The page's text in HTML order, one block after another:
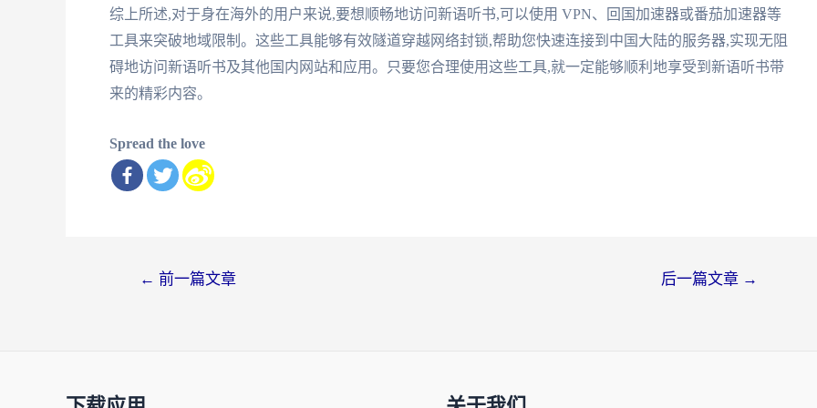
综上所述,对于身在海外的用户来说,要想顺畅地访问新语听书,可以使用 VPN、回国加速器或番茄加速器等
工具来突破地域限制。这些工具能够有效隧道穿越网络封锁,帮助您快速连接到中国大陆的服务器,实现无阻
碍地访问新语听书及其他国内网站和应用。只要您合理使用这些工具,就一定能够顺利地享受到新语听书带
来的精彩内容。
Spread the love
← 前一篇文章 后一篇文章 →